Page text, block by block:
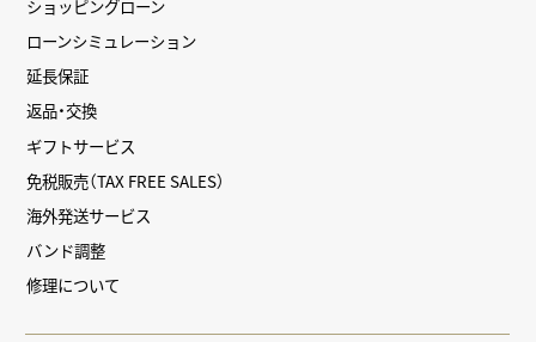
ショッピングローン
ローンシミュレーション
延長保証
返品・交換
ギフトサービス
免税販売（TAX FREE SALES）
海外発送サービス
バンド調整
修理について